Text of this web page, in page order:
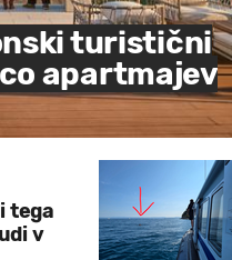
turistični
apartmajev
tega
v